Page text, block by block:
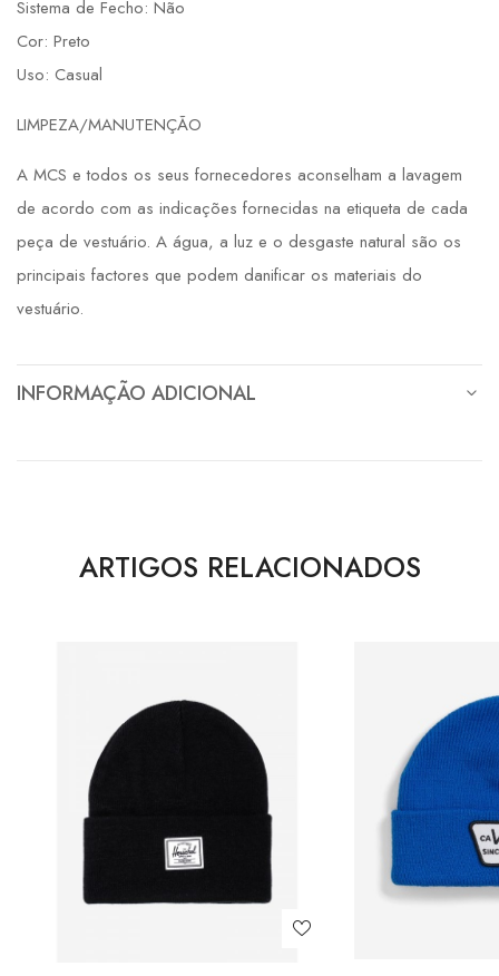
Sistema de Fecho: Não
Cor: Preto
Uso: Casual
LIMPEZA/MANUTENÇÃO
A MCS e todos os seus fornecedores aconselham a lavagem
de acordo com as indicações fornecidas na etiqueta de cada
peça de vestuário. A água, a luz e o desgaste natural são os
principais factores que podem danificar os materiais do
vestuário.
INFORMAÇÃO ADICIONAL
ARTIGOS RELACIONADOS